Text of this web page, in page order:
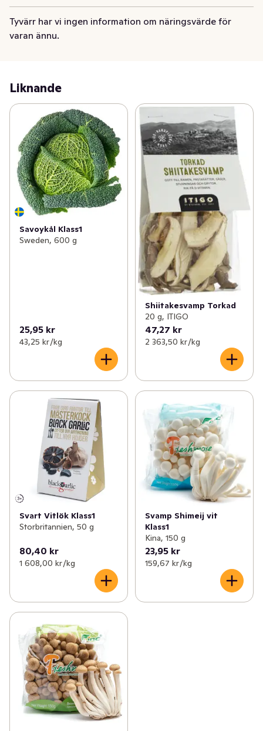
Man använder bladen på Mangold på samma sätt som
t.ex. spenat, som kokt grönsak, i stuvningar och soppor.
Mangold bör förvaras kallt. +2-4°, gärna i plast för att
förhindra uttorkning.
Tyvärr har vi ingen information om näringsvärde för
varan ännu.
Liknande
Savoykål Klass1
Sweden, 600 g
25,95 kr
43,25 kr /kg
Shiitakesvamp Torkad
20 g, ITIGO
47,27 kr
2 363,50 kr /kg
Svart Vitlök Klass1
Storbritannien, 50 g
80,40 kr
1 608,00 kr /kg
Svamp Shimeij vit
Klass1
Kina, 150 g
23,95 kr
159,67 kr /kg